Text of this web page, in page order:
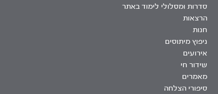
סדרות ומסלולי לימוד באתר
הרצאות
חנות
ניפוץ מיתוסים
אירועים
שידור חי
מאמרים
סיפורי הצלחה